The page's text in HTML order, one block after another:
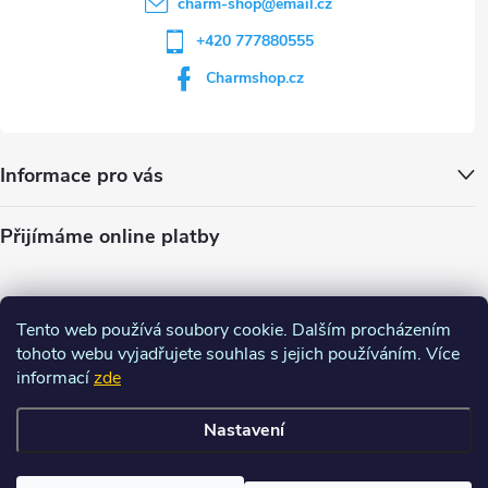
Tento web používá soubory cookie. Dalším procházením
tohoto webu vyjadřujete souhlas s jejich používáním. Více
informacízde
Nastavení
+420 777880555
Charmshop.cz
Informace pro vás
Přijímáme online platby
nastavení cookies